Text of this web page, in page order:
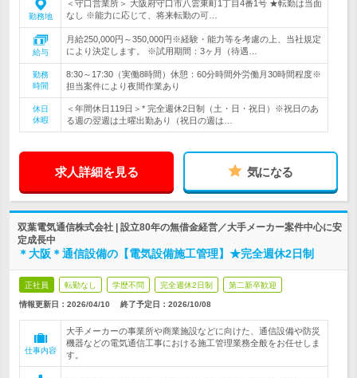
勤務地
＜守口営業所＞ 大阪府守口市八雲東町1丁目4番1号 ★転勤は当面
なし ※能力に応じて、将来転勤の可…
給与
月給250,000円～350,000円※経験・能力等を考慮の上、当社規定
により決定します。 ※試用期間：3ヶ月（待遇…
勤務
時間
8:30～17:30（実働8時間）休憩：60分時間外労働月30時間程度※
担当案件により夜間作業あり
休日
休暇
＜年間休日119日＞* 完全週休2日制（土・日・祝日）※祝日のあ
る週の翌週は土曜出勤あり（祝日の週は…
求人詳細を見る 気になる
双葉電気通信株式会社 | 設立80年の無借金経営／大手メーカー案件中心に安
定成長中
＊大阪＊通信設備の【電気設備施工管理】★完全週休2日制
正社員 転勤なし 学歴不問 完全週休2日制 第二新卒歓迎
情報更新日：2026/04/10 終了予定日： 2026/10/08
仕事内容
大手メーカーの事業所や商業施設などに向けた、通信設備や防災
機器などの電気通信工事における施工管理業務全般をお任せしま
す。